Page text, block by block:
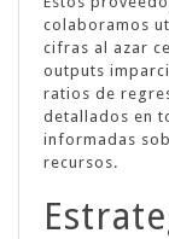
colaboramos
cifras al azar
outputs
ratios de
detallados en
informadas
recursos.